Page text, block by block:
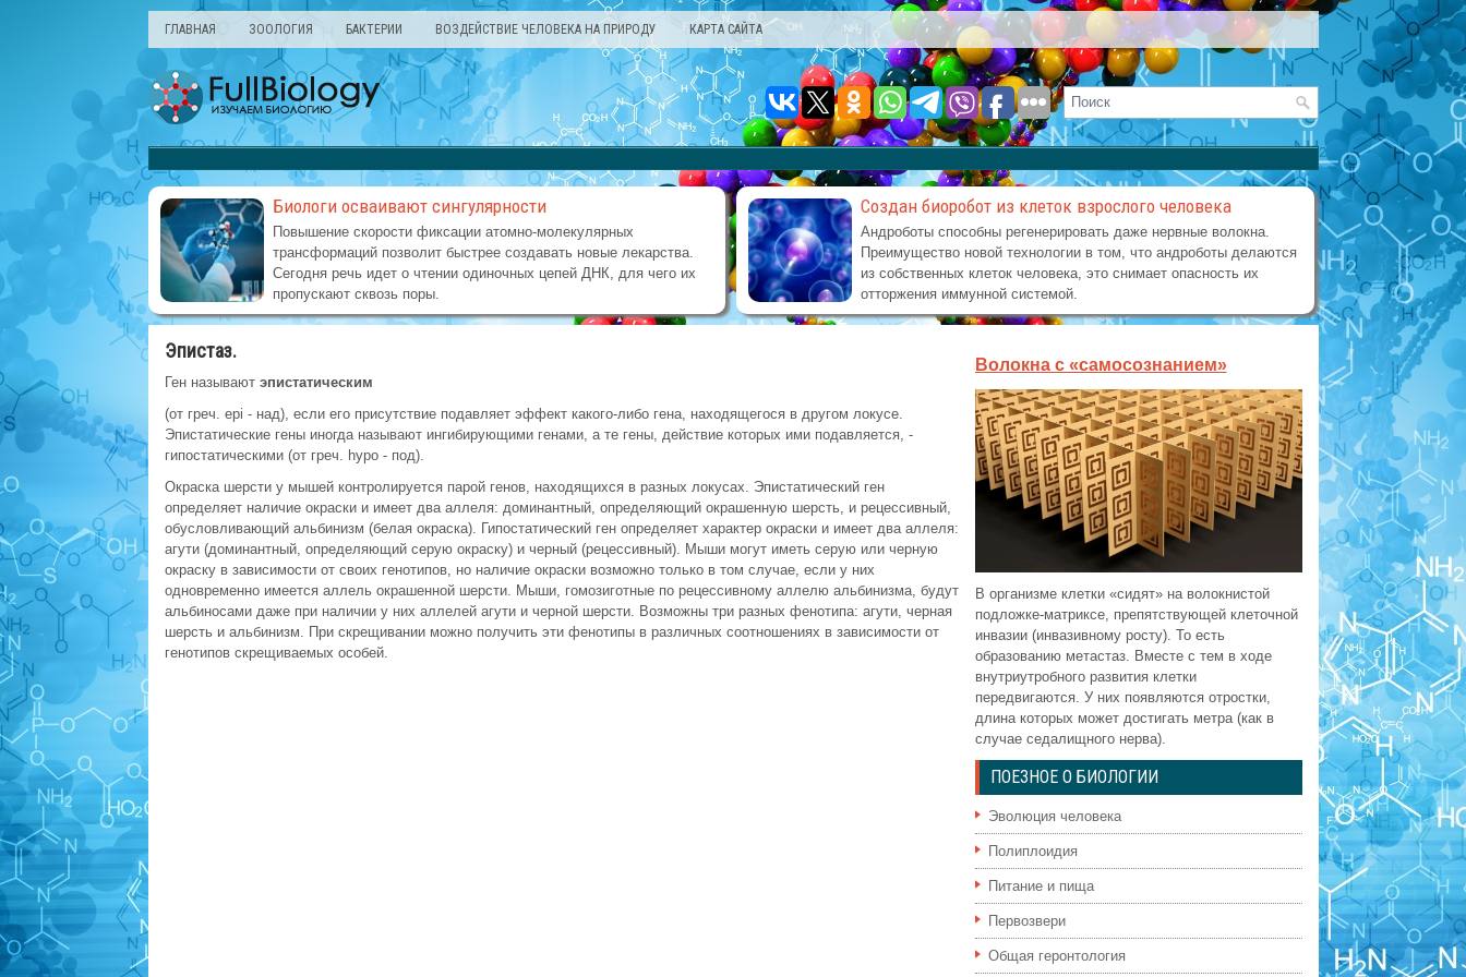
ГЛАВНАЯ ЗООЛОГИЯ БАКТЕРИИ ВОЗДЕЙСТВИЕ ЧЕЛОВЕКА НА ПРИРОДУ КАРТА САЙТА
Биологи осваивают сингулярности
Повышение скорости фиксации атомно-молекулярных
трансформаций позволит быстрее создавать новые лекарства.
Сегодня речь идет о чтении одиночных цепей ДНК, для чего их
пропускают сквозь поры.
Создан биоробот из клеток взрослого человека
Андроботы способны регенерировать даже нервные волокна.
Преимущество новой технологии в том, что андроботы делаются
из собственных клеток человека, это снимает опасность их
отторжения иммунной системой.
Эпистаз.
Ген называют эпистатическим
(от греч. еpi - над), если его присутствие подавляет эффект какого-либо гена, находящегося в другом локусе.
Эпистатические гены иногда называют ингибирующими ге­нами, а те гены, действие которых ими подавля­ется, -
гипостатическими (от греч. hypo - под).
Окраска шерсти у мышей контролируется парой генов, находящихся в разных локусах. Эпистатический ген
определяет наличие окраски и имеет два аллеля: доминантный, определяющий окрашенную шерсть, и рецессивный,
обусловливающий альби­низм (белая окраска). Гипостатический ген опреде­ляет характер окраски и имеет два аллеля:
агути (доминантный, определяющий серую окраску) и черный (рецессивный). Мыши могут иметь серую или черную
окраску в зависимости от своих гено­типов, но наличие окраски возможно только в том случае, если у них
одновременно имеется аллель окрашенной шерсти. Мыши, гомозиготные по ре­цессивному аллелю альбинизма, будут
альбиносами даже при наличии у них аллелей агути и черной шерсти. Возможны три разных фенотипа: агути, черная
шерсть и альбинизм. При скрещивании мож­но получить эти фенотипы в различных соотноше­ниях в зависимости от
генотипов скрещиваемых особей.
Волокна с «самосознанием»
В организме клетки «сидят» на волокнистой
подложке-матриксе, препятствующей клеточной
инвазии (инвазивному росту). То есть
образованию метастаз. Вместе с тем в ходе
внутриутробного развития клетки
передвигаются. У них появляются отростки,
длина которых может достигать метра (как в
случае седалищного нерва).
ПОЕЗНОЕ О БИОЛОГИИ
Эволюция человека
Полиплоидия
Питание и пища
Первозвери
Общая геронтология